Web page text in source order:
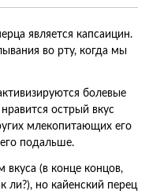
является капсаицин.
во рту, когда мы
болевые
острый вкус
млекопитающих его
подальше.
вкуса (в конце концов,
ли?), но кайенский перец